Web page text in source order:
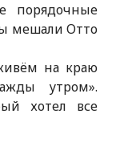
порядочные
мешали Отто
на краю
утром».
хотел все